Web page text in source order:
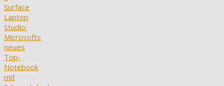
Surface
Laptop
Studio:
Microsofts
neues
Top-
Notebook
mit